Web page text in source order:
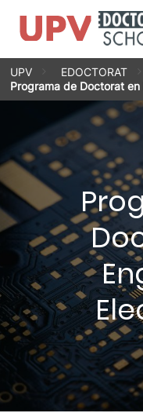
Vés
contingut
UPV
EDOCTORAT
Programa de Doctorat